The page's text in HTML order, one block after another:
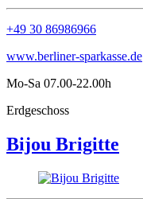
+49 30 86986966
www.berliner-sparkasse.de
Mo-Sa 07.00-22.00h
Erdgeschoss
Bijou Brigitte